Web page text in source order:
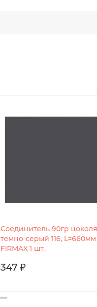
Соединитель 90гр
темно-серый 116, L=660мм
FIRMAX 1 шт.
347 ₽